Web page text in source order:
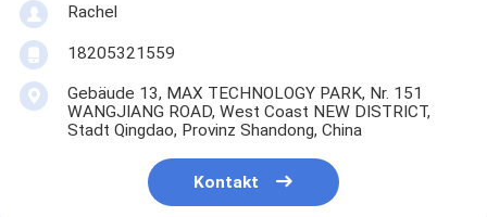
Rachel
18205321559
Gebäude 13, MAX TECHNOLOGY PARK, Nr. 151
WANGJIANG ROAD, West Coast NEW DISTRICT,
Stadt Qingdao, Provinz Shandong, China
Kontakt